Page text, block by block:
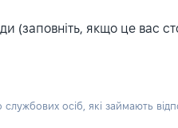
(заповніть, якщо це вас
осіб, які займають